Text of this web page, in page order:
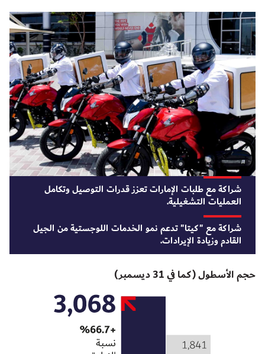
شراكة مع طلبات الإمارات تعزز قدرات التوصيل وتكامل
العمليات التشغيلية.
شراكة مع"كيتا"تدعم نمو الخدمات اللوجستية من الجيل
القادم وزيادة الإيرادات.
حجم الأسطول (كما في 31 ديسمبر)